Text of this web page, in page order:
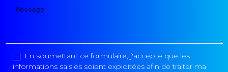
En soumettant ce formulaire, j'accepte que les
informations saisies soient exploitées afin de traiter ma